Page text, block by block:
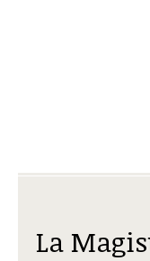
La